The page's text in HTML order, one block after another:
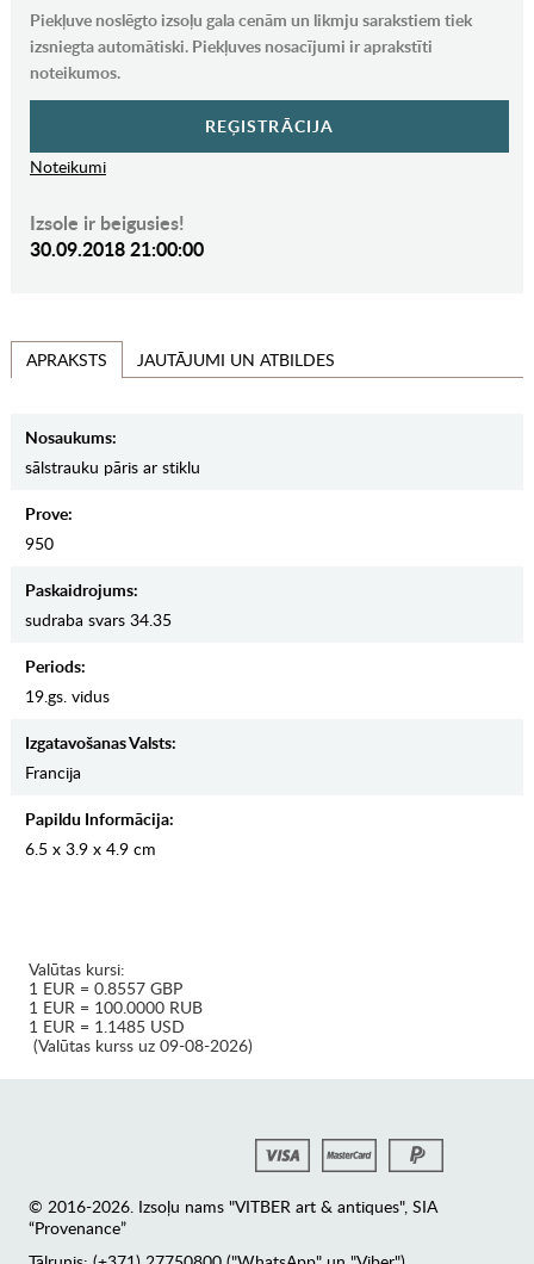
Piekļuve noslēgto izsoļu gala cenām un likmju sarakstiem tiek
izsniegta automātiski. Piekļuves nosacījumi ir aprakstīti
noteikumos.
REĢISTRĀCIJA
Noteikumi
Izsole ir beigusies!
30.09.2018 21:00:00
APRAKSTS JAUTĀJUMI UN ATBILDES
Nosaukums:
sālstrauku pāris ar stiklu
Prove:
950
Paskaidrojums:
sudraba svars 34.35
Periods:
19.gs. vidus
Izgatavošanas Valsts:
Francija
Papildu Informācija:
6.5 x 3.9 x 4.9 cm
Valūtas kursi:
1 EUR = 0.8557 GBP
1 EUR = 100.0000 RUB
1 EUR = 1.1485 USD
(Valūtas kurss uz 09-08-2026)
© 2016-2026. Izsoļu nams "VITBER art & antiques", SIA
“Provenance”